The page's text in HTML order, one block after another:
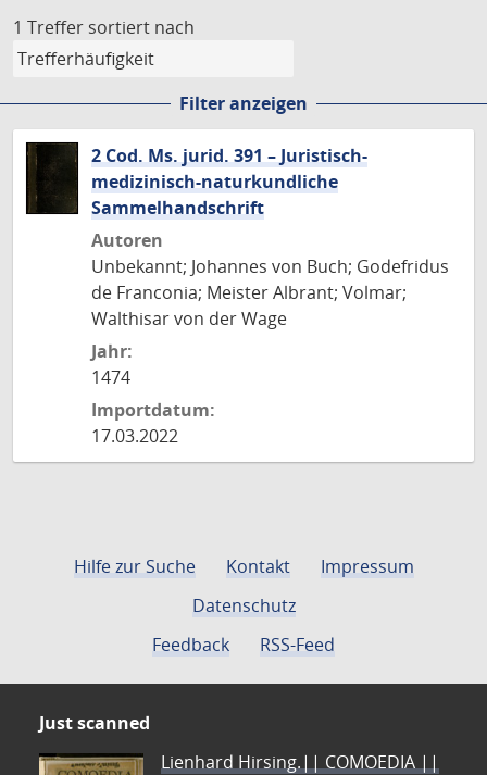
1 Treffer sortiert nach
Filter anzeigen
2 Cod. Ms. jurid. 391 – Juristisch-
medizinisch-naturkundliche
Sammelhandschrift
Autoren
Unbekannt; Johannes von Buch; Godefridus
de Franconia; Meister Albrant; Volmar;
Walthisar von der Wage
Jahr:
1474
Importdatum:
17.03.2022
Hilfe zur Suche Kontakt
Impressum
Datenschutz
Feedback
RSS-Feed
Just scanned
Lienhard Hirsing.|| COMOEDIA ||